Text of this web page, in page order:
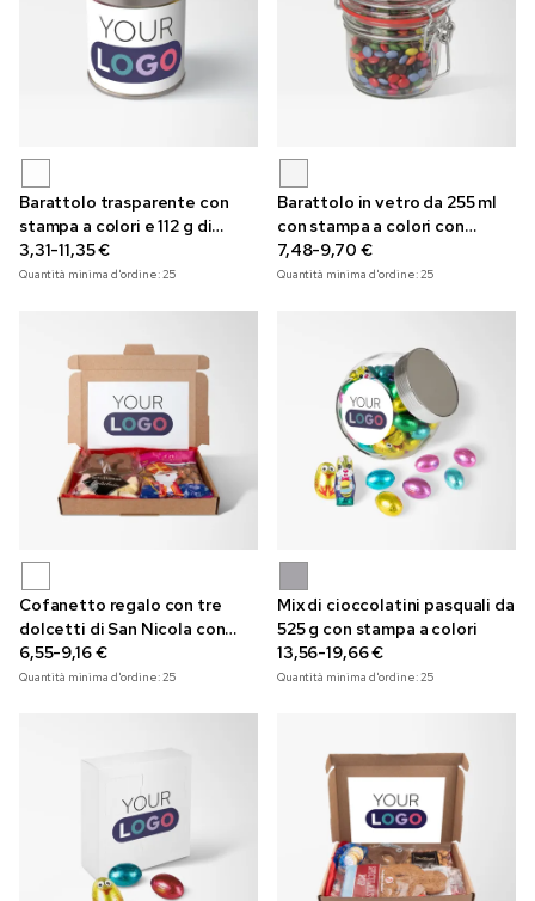
Barattolo trasparente con
stampa a colori e 112 g di
ovetti Pasquali
3,31-11,35 €
Quantità minima d'ordine:25
Barattolo in vetro da 255 ml
con stampa a colori con
cioccolatini Choco Mix
7,48-9,70 €
Quantità minima d'ordine:25
Cofanetto regalo con tre
dolcetti di San Nicola con
stampa a colori
6,55-9,16 €
Quantità minima d'ordine:25
Mix di cioccolatini pasquali da
525 g con stampa a colori
13,56-19,66 €
Quantità minima d'ordine:25